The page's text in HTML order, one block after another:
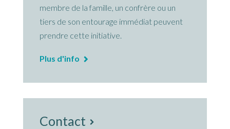
membre de la famille, un confrère ou un
tiers de son entourage immédiat peuvent
prendre cette initiative.
Plus d'info
Contact